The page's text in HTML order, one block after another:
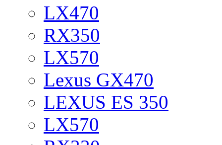
LX470
RX350
LX570
Lexus GX470
LEXUS ES 350
LX570